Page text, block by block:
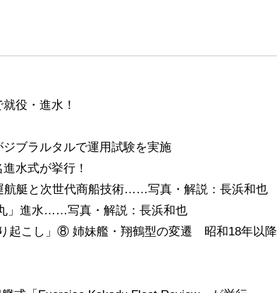
役・進水！
ブラルタルで運用試験を実施
水式が挙行！
航艇と次世代商船技術……写真・解説：長浜和也
」進水……写真・解説：長浜和也
起こし」⑧ 姉妹艦・翔鶴型の変遷 昭和18年以降